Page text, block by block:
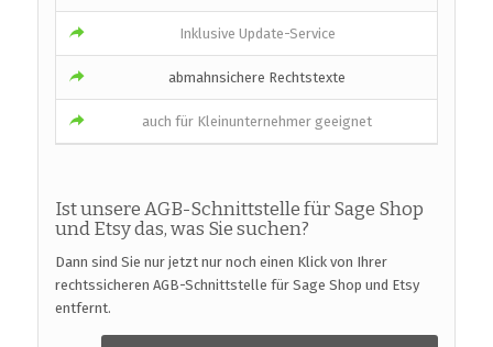
Inklusive Update-Service
abmahnsichere Rechtstexte
auch für Kleinunternehmer geeignet
Ist unsere AGB-Schnittstelle für Sage Shop
und Etsy das, was Sie suchen?
Dann sind Sie nur jetzt nur noch einen Klick von Ihrer
rechtssicheren AGB-Schnittstelle für Sage Shop und Etsy
entfernt.